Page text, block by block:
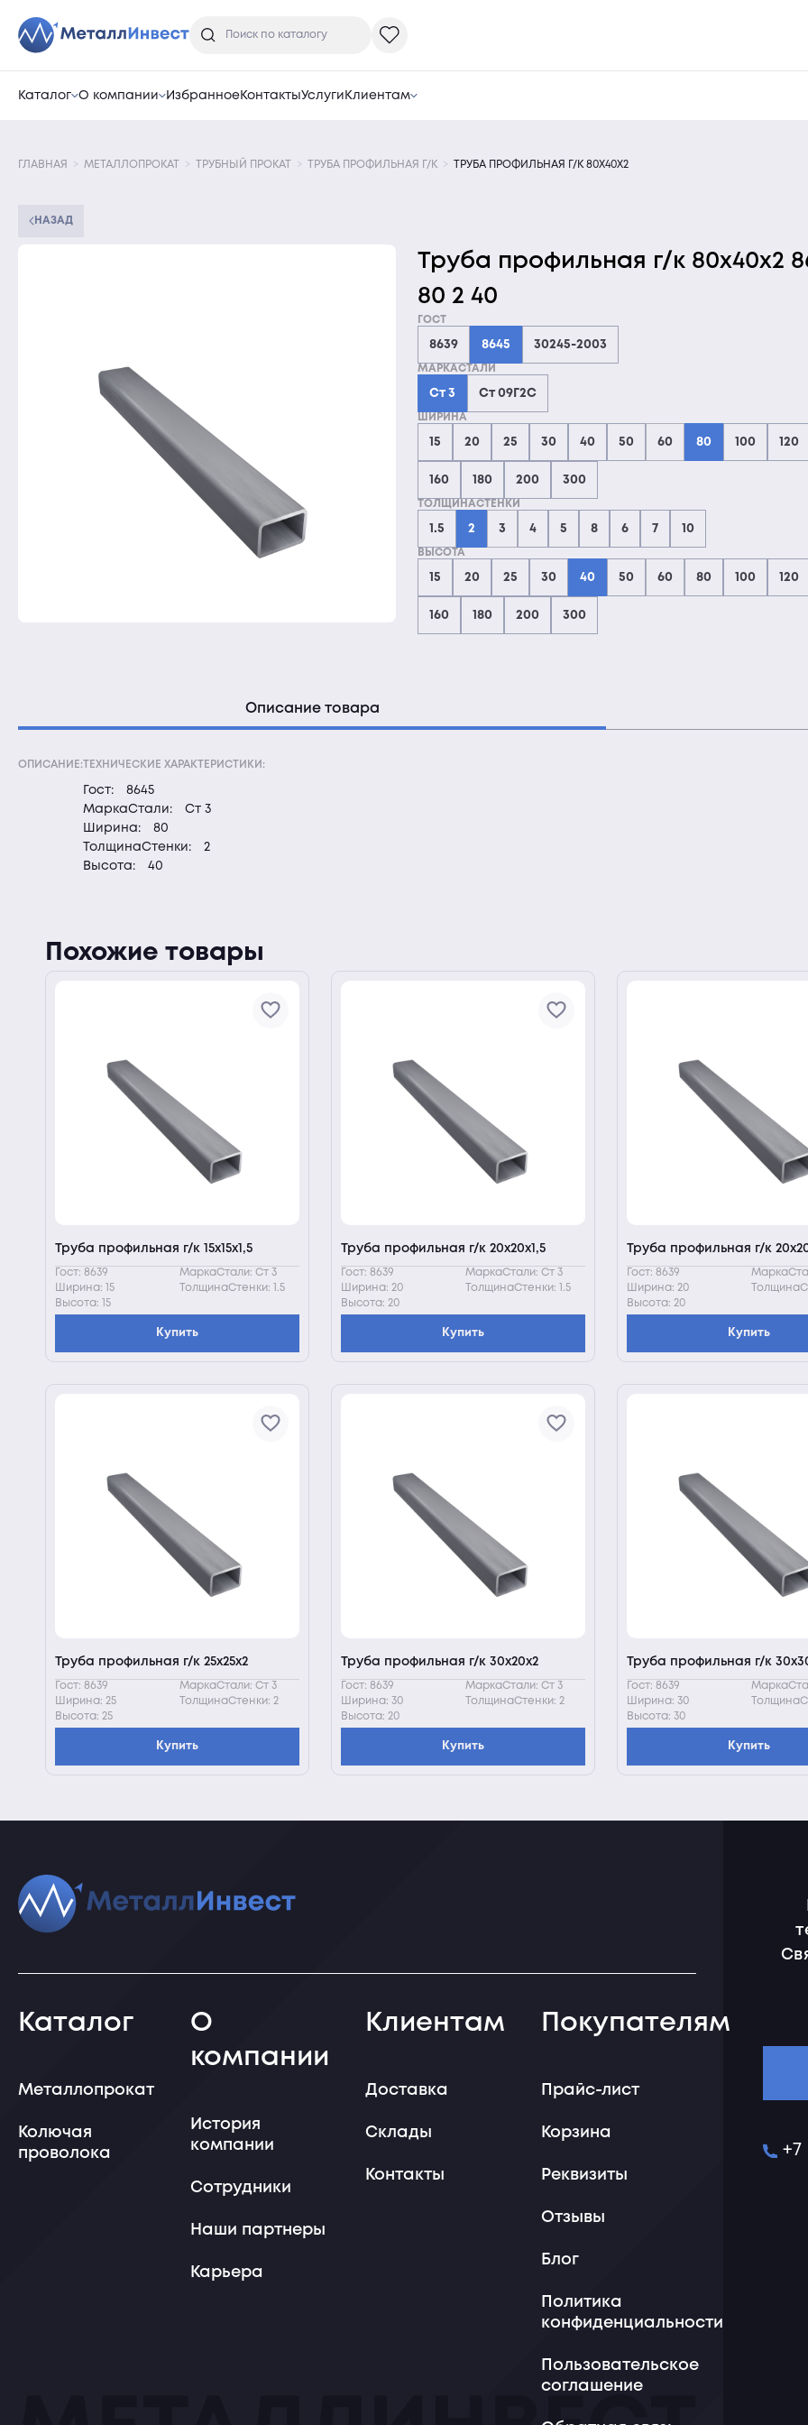
Каталог О компании ИзбранноеКонтактыУслуги Клиентам
ГЛАВНАЯ МЕТАЛЛОПРОКАТ ТРУБНЫЙ ПРОКАТ ТРУБА ПРОФИЛЬНАЯ Г/К ТРУБА ПРОФИЛЬНАЯ Г/К 80Х40Х2
НАЗАД
Труба профильная г/к 80х40х2
80 2 40
ГОСТ
8639 8645 30245-2003
МАРКАСТАЛИ
Ст 3 Ст 09Г2С
ШИРИНА
15 20 25 30 40 50 60 80 100 120
160 180 200 300
ТОЛЩИНАСТЕНКИ
1.5 2 3 4 5 8 6 7 10
ВЫСОТА
15 20 25 30 40 50 60 80 100 120
160 180 200 300
Описание товара
ОПИСАНИЕ:ТЕХНИЧЕСКИЕ ХАРАКТЕРИСТИКИ:
Гост:
8645
МаркаСтали:
Ст 3
Ширина:
80
ТолщинаСтенки:
2
Высота:
40
Похожие товары
Труба профильная г/к 15х15х1,5
Гост: 8639
МаркаСтали: Ст 3
Ширина: 15
ТолщинаСтенки: 1.5
Высота: 15
Купить
Труба профильная г/к 20х20х1,5
Гост: 8639
МаркаСтали: Ст 3
Ширина: 20
ТолщинаСтенки: 1.5
Высота: 20
Купить
Труба профильная г/к
Гост: 8639
Ширина: 20
Высота: 20
Купить
Труба профильная г/к 25х25х2
Гост: 8639
МаркаСтали: Ст 3
Ширина: 25
ТолщинаСтенки: 2
Высота: 25
Купить
Труба профильная г/к 30х20х2
Гост: 8639
МаркаСтали: Ст 3
Ширина: 30
ТолщинаСтенки: 2
Высота: 20
Купить
Труба профильная г/к
Гост: 8639
Ширина: 30
Высота: 30
Купить
Каталог
Металлопрокат
Колючая
проволока
О
компании
История
компании
Сотрудники
Наши партнеры
Карьера
Клиентам
Доставка
Склады
Контакты
Покупателям
Прайс-лист
Корзина
Реквизиты
Отзывы
Блог
Политика
конфиденциальности
Пользовательское
соглашение
+7